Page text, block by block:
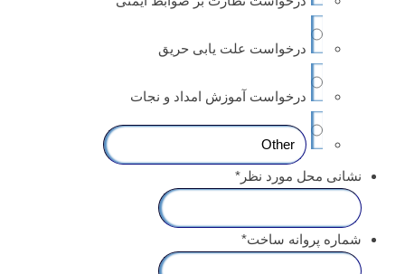
درخواست علت یابی حریق
درخواست آموزش امداد و نجات
نشانی محل مورد نظر *
شماره پروانه ساخت*